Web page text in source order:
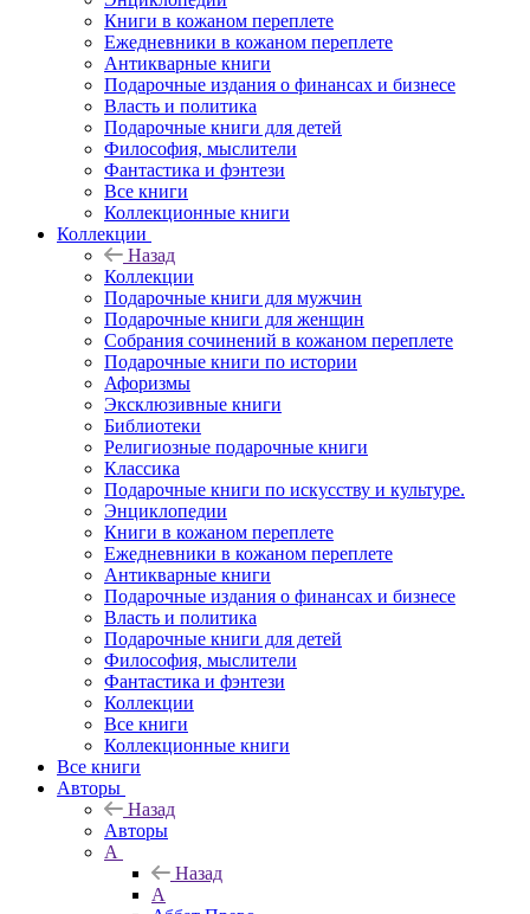
Книги в кожаном переплете
Ежедневники в кожаном переплете
Антикварные книги
Подарочные издания о финансах и бизнесе
Власть и политика
Подарочные книги для детей
Философия, мыслители
Фантастика и фэнтези
Все книги
Коллекционные книги
Коллекции
Назад
Коллекции
Подарочные книги для мужчин
Подарочные книги для женщин
Собрания сочинений в кожаном переплете
Подарочные книги по истории
Афоризмы
Эксклюзивные книги
Библиотеки
Религиозные подарочные книги
Классика
Подарочные книги по искусству и культуре.
Энциклопедии
Книги в кожаном переплете
Ежедневники в кожаном переплете
Антикварные книги
Подарочные издания о финансах и бизнесе
Власть и политика
Подарочные книги для детей
Философия, мыслители
Фантастика и фэнтези
Коллекции
Все книги
Коллекционные книги
Все книги
Авторы
Назад
Авторы
А
Назад
А